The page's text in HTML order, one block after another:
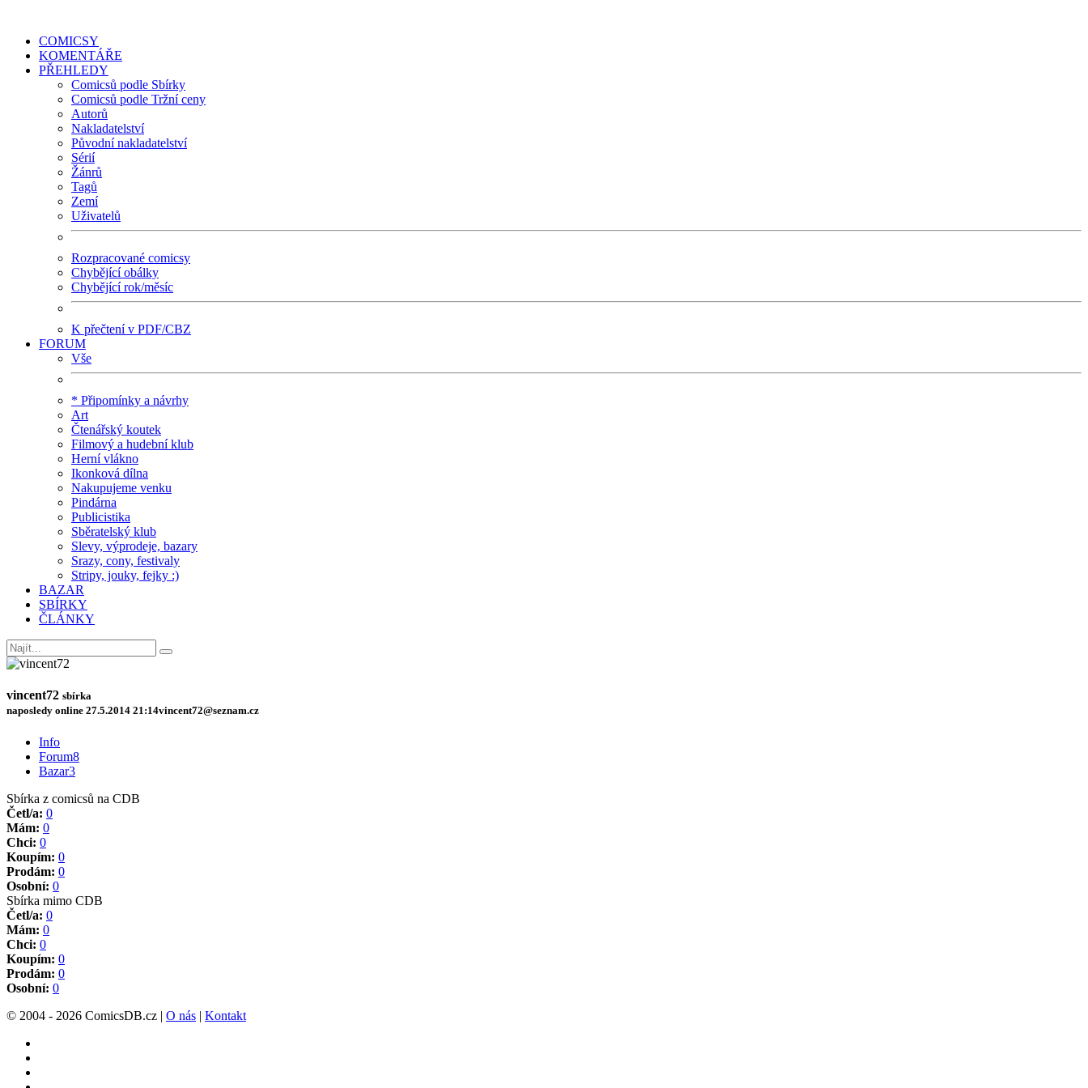
COMICSY
KOMENTÁŘE
PŘEHLEDY
Comicsů podle Sbírky
Comicsů podle Tržní ceny
Autorů
Nakladatelství
Původní nakladatelství
Sérií
Žánrů
Tagů
Zemí
Uživatelů
Rozpracované comicsy
Chybějící obálky
Chybějící rok/měsíc
K přečtení v PDF/CBZ
FORUM
Vše
* Připomínky a návrhy
Art
Čtenářský koutek
Filmový a hudební klub
Herní vlákno
Ikonková dílna
Nakupujeme venku
Pindárna
Publicistika
Sběratelský klub
Slevy, výprodeje, bazary
Srazy, cony, festivaly
Stripy, jouky, fejky :)
BAZAR
SBÍRKY
ČLÁNKY
vincent72 sbírka
naposledy online 27.5.2014 21:14vincent72@seznam.cz
Info
Forum8
Bazar3
Sbírka z comicsů na CDB
Četl/a: 0
Mám: 0
Chci: 0
Koupím: 0
Prodám: 0
Osobní: 0
Sbírka mimo CDB
Četl/a: 0
Mám: 0
Chci: 0
Koupím: 0
Prodám: 0
Osobní: 0
© 2004 - 2026 ComicsDB.cz | O nás | Kontakt